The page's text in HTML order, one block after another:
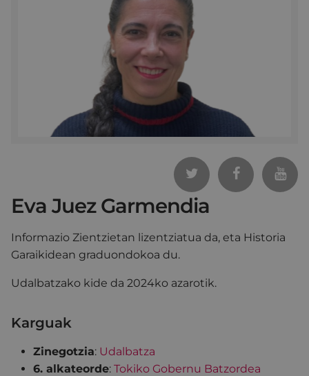
Eva Juez Garmendia
Informazio Zientzietan lizentziatua da, eta Historia
Garaikidean graduondokoa du.
Udalbatzako kide da 2024ko azarotik.
Karguak
Zinegotzia: Udalbatza
6. alkateorde: Tokiko Gobernu Batzordea